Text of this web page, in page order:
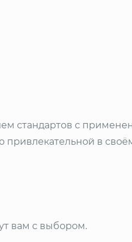
стандартов с
привлекательной в
вам с выбором.